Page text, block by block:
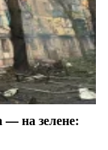
— на зелене: